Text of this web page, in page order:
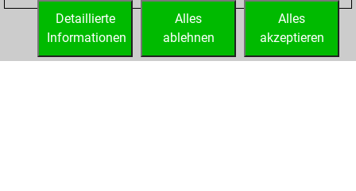
your Fritz account
Alles
akzeptieren
Alles
ablehnen
Detaillierte
Informationen